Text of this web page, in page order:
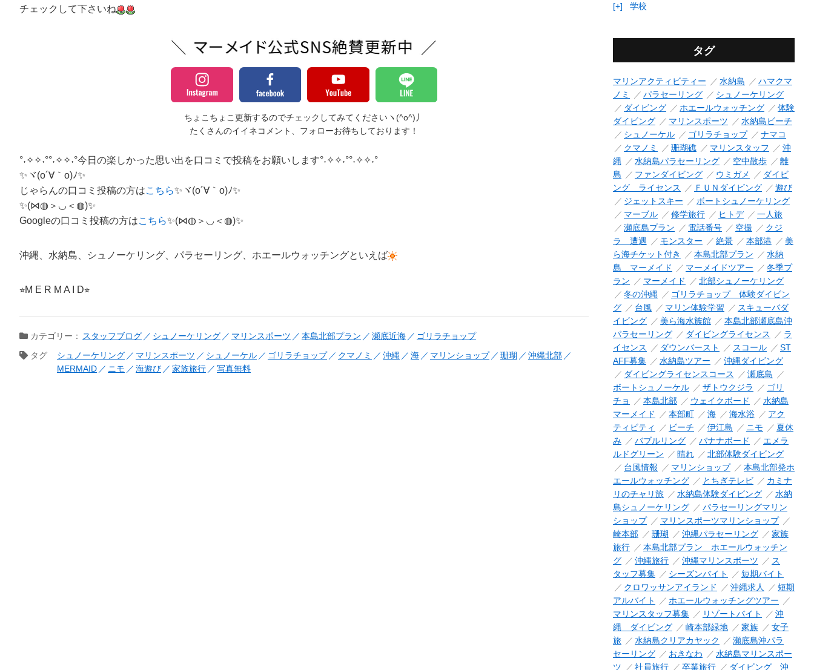
チェックして下さいね
ちょこちょこ更新するのでチェックしてみてくださいヽ(^o^)丿
たくさんのイイネコメント、フォローお待ちしております！
°˖✧✧˖°°˖✧✧˖°今日の楽しかった思い出を口コミで投稿をお願いします°˖✧✧˖°°˖✧✧˖°
✨ヾ(o´∀｀o)ﾉ✨
じゃらんの口コミ投稿の方はこちら✨ヾ(o´∀｀o)ﾉ✨
✨(⋈◍＞◡＜◍)✨
Googleの口コミ投稿の方はこちら✨(⋈◍＞◡＜◍)✨
沖縄、水納島、シュノーケリング、パラセーリング、ホエールウォッチングといえば
⭐︎M E R M A I D⭐︎
カテゴリー： スタッフブログ シュノーケリング マリンスポーツ 本島北部プラン 瀬底近海
ゴリラチョップ
タグ
シュノーケリング マリンスポーツ シュノーケル ゴリラチョップ クマノミ 沖縄 海 マリンショップ 珊瑚
沖縄北部
MERMAID
ニモ 海遊び 家族旅行 写真無料
[+]
学校
タグ
マリンアクティビティー 水納島
ハマクマ
ノミ
パラセーリング
シュノーケリング
ダイビング
ホエールウォッチング
体験
ダイビング
マリンスポーツ
水納島ビーチ
シュノーケル
ゴリラチョップ
ナマコ
クマノミ
珊瑚礁 マリンスタッフ
沖
縄
水納島パラセーリング 空中散歩
離
島
ファンダイビング ウミガメ
ダイビ
ング ライセンス
ＦＵＮダイビング
遊び
ジェットスキー
ボートシュノーケリング
マーブル
修学旅行 ヒトデ
一人旅
瀬底島プラン
電話番号 空撮
クジ
ラ 遭遇
モンスター 絶景 本部港
美
ら海チケット付き
本島北部プラン
水納
島 マーメイド
マーメイドツアー
冬季プ
ラン
マーメイド
北部シュノーケリング
冬の沖縄
ゴリラチョップ 体験ダイビン
グ
台風 マリン体験学習
スキューバダ
イビング
美ら海水族館
本島北部瀬底島沖
パラセーリング
ダイビングライセンス
ラ
イセンス
ダウンバースト スコール
ST
AFF募集
水納島ツアー
沖縄ダイビング
ダイビングライセンスコース
瀬底島
ボートシュノーケル
ザトウクジラ
ゴリ
チョ
本島北部 ウェイクボード
水納島
マーメイド
本部町 海 海水浴
アク
ティビティ
ビーチ 伊江島 ニモ
夏休
み
バブルリング バナナボード
エメラ
ルドグリーン
晴れ
北部体験ダイビング
台風情報
マリンショップ
本島北部発ホ
エールウォッチング
とちぎテレビ
カミナ
リのチャリ旅
水納島体験ダイビング
水納
島シュノーケリング
パラセーリングマリン
ショップ
マリンスポーツマリンショップ
崎本部
珊瑚 沖縄パラセーリング
家族
旅行
本島北部プラン ホエールウォッチン
グ
沖縄旅行 沖縄マリンスポーツ
ス
タッフ募集
シーズンバイト
短期バイト
クロワッサンアイランド
沖縄求人
短期
アルバイト
ホエールウォッチングツアー
マリンスタッフ募集
リゾートバイト
沖
縄 ダイビング
崎本部緑地 家族
女子
旅
水納島クリアカヤック
瀬底島沖パラ
セーリング
おきなわ
水納島マリンスポー
ツ
社員旅行 卒業旅行 ダイビング 沖